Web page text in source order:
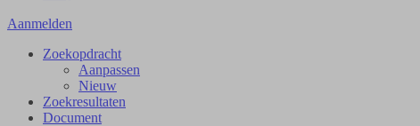
Aanmelden
Zoekopdracht
Aanpassen
Nieuw
Zoekresultaten
Document